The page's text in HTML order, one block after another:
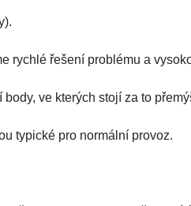
rychlé řešení problému a
ve kterých stojí za to
typické pro normální provoz.